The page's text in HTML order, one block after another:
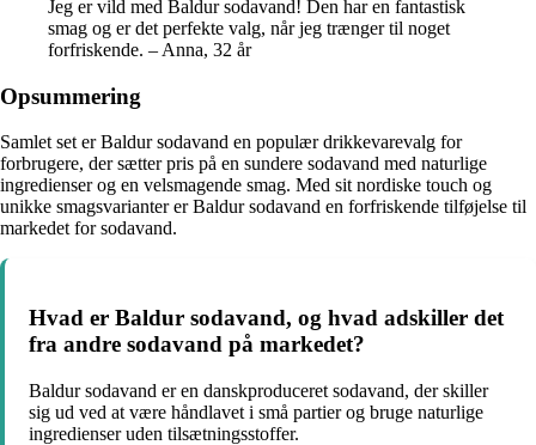
Jeg er vild med Baldur sodavand! Den har en fantastisk
smag og er det perfekte valg, når jeg trænger til noget
forfriskende. – Anna, 32 år
Opsummering
Samlet set er Baldur sodavand en populær drikkevarevalg for
forbrugere, der sætter pris på en sundere sodavand med naturlige
ingredienser og en velsmagende smag. Med sit nordiske touch og
unikke smagsvarianter er Baldur sodavand en forfriskende tilføjelse til
markedet for sodavand.
Hvad er Baldur sodavand, og hvad adskiller det
fra andre sodavand på markedet?
Baldur sodavand er en danskproduceret sodavand, der skiller
sig ud ved at være håndlavet i små partier og bruge naturlige
ingredienser uden tilsætningsstoffer.